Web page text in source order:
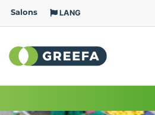
Salons LANG